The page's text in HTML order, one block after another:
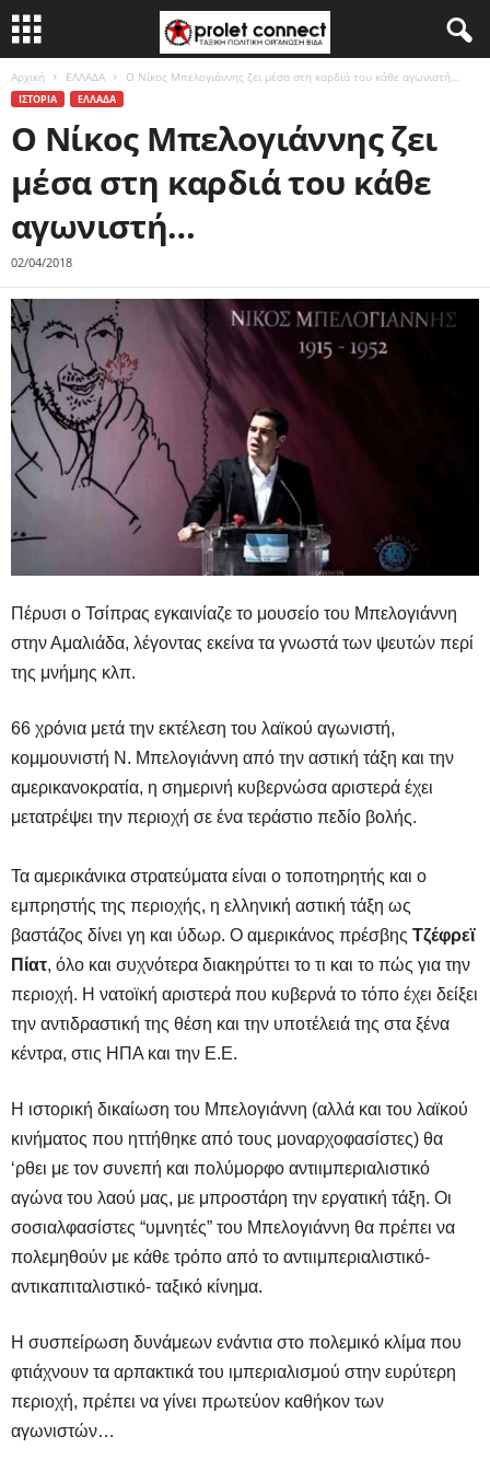
Αρχική ΕΛΛΑΔΑ O Νίκος Μπελογιάννης ζει μέσα στη καρδιά του κάθε αγωνιστή…
ΙΣΤΟΡΙΑ ΕΛΛΑΔΑ
O Νίκος Μπελογιάννης ζει
μέσα στη καρδιά του κάθε
αγωνιστή…
02/04/2018
Πέρυσι ο Τσίπρας εγκαινίαζε το μουσείο του Μπελογιάννη
στην Αμαλιάδα, λέγοντας εκείνα τα γνωστά των ψευτών περί
της μνήμης κλπ.
66 χρόνια μετά την εκτέλεση του λαϊκού αγωνιστή,
κομμουνιστή Ν. Μπελογιάννη από την αστική τάξη και την
αμερικανοκρατία, η σημερινή κυβερνώσα αριστερά έχει
μετατρέψει την περιοχή σε ένα τεράστιο πεδίο βολής.
Τα αμερικάνικα στρατεύματα είναι ο τοποτηρητής και ο
εμπρηστής της περιοχής, η ελληνική αστική τάξη ως
βαστάζος δίνει γη και ύδωρ. Ο αμερικάνος πρέσβης Τζέφρεϊ
Πίατ, όλο και συχνότερα διακηρύττει το τι και το πώς για την
περιοχή. Η νατοϊκή αριστερά που κυβερνά το τόπο έχει δείξει
την αντιδραστική της θέση και την υποτέλειά της στα ξένα
κέντρα, στις ΗΠΑ και την Ε.Ε.
Η ιστορική δικαίωση του Μπελογιάννη (αλλά και του λαϊκού
κινήματος που ηττήθηκε από τους μοναρχοφασίστες) θα
‘ρθει με τον συνεπή και πολύμορφο αντιιμπεριαλιστικό
αγώνα του λαού μας, με μπροστάρη την εργατική τάξη. Οι
σοσιαλφασίστες “υμνητές” του Μπελογιάννη θα πρέπει να
πολεμηθούν με κάθε τρόπο από το αντιιμπεριαλιστικό-
αντικαπιταλιστικό- ταξικό κίνημα.
Η συσπείρωση δυνάμεων ενάντια στο πολεμικό κλίμα που
φτιάχνουν τα αρπακτικά του ιμπεριαλισμού στην ευρύτερη
περιοχή, πρέπει να γίνει πρωτεύον καθήκον των
αγωνιστών…